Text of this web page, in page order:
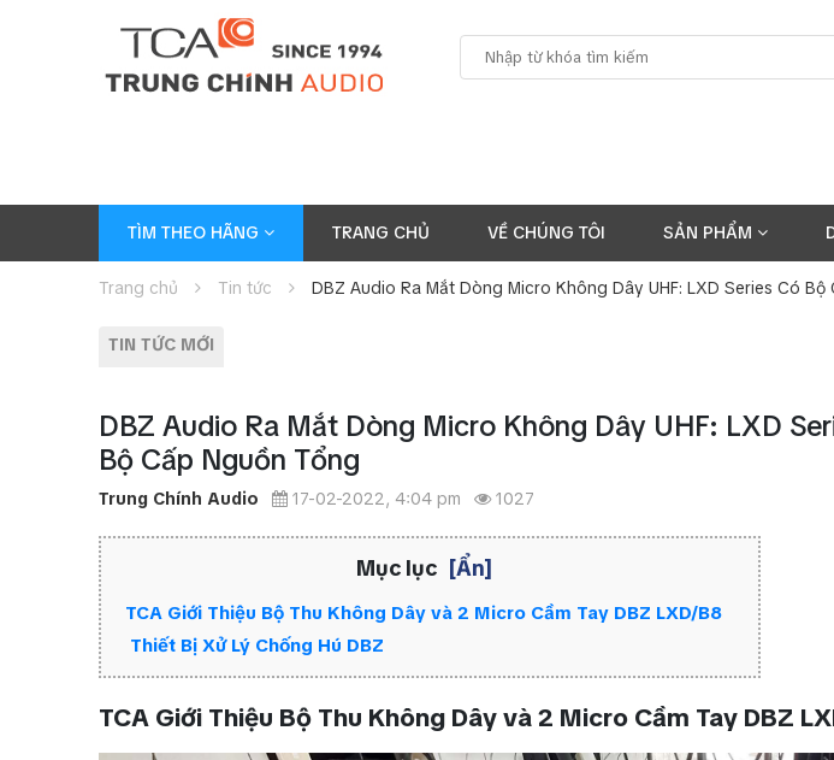
TÌM THEO HÃNG TRANG CHỦ VỀ CHÚNG TÔI SẢN PHẨM
Trang chủ Tin tức DBZ Audio Ra Mắt Dòng Micro Không Dây UHF: LXD Series Có
TIN TỨC MỚI
DBZ Audio Ra Mắt Dòng Micro Không Dây UHF: LXD
Bộ Cấp Nguồn Tổng
Trung Chính Audio 17-02-2022, 4:04 pm 1027
Mục lục [Ẩn]
TCA Giới Thiệu Bộ Thu Không Dây và 2 Micro Cầm Tay DBZ LXD/B8
Thiết Bị Xử Lý Chống Hú DBZ
TCA Giới Thiệu Bộ Thu Không Dây và 2 Micro Cầm Tay DBZ